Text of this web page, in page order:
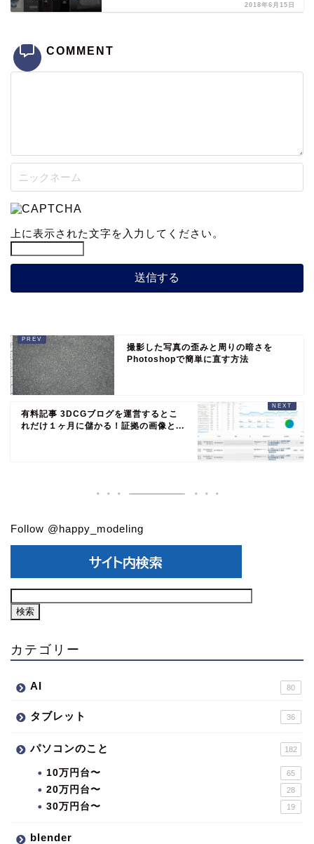
2018年6月15日
COMMENT
上に表示された文字を入力してください。
撮影した写真の歪みと周りの暗さを
Photoshopで簡単に直す方法
有料記事 3DCGブログを運営するとこ
れだけ１ヶ月に儲かる！証拠の画像と...
Follow @happy_modeling
カテゴリー
AI 80
タブレット 36
パソコンのこと 182
10万円台〜 65
20万円台〜 28
30万円台〜 19
blender